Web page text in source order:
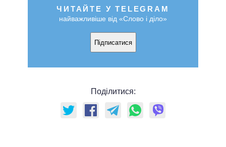
ЧИТАЙТЕ У TELEGRAM
найважливіше від «Слово і діло»
Підписатися
Поділитися: